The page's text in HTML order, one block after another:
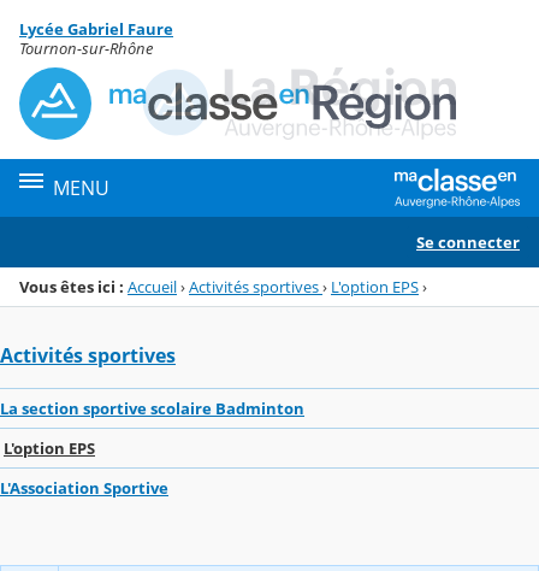
Menu de la rubrique
Contenu
Lycée Gabriel Faure
Tournon-sur-Rhône
MENU
Se connecter
Vous êtes ici : Accueil›Activités sportives› L'option EPS›
Activités sportives
La section sportive scolaire Badminton
L'option EPS
L'Association Sportive